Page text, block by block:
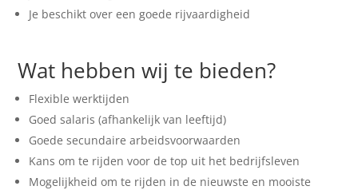
Je beschikt over een goede rijvaardigheid
Wat hebben wij te bieden?
Flexible werktijden
Goed salaris (afhankelijk van leeftijd)
Goede secundaire arbeidsvoorwaarden
Kans om te rijden voor de top uit het bedrijfsleven
Mogelijkheid om te rijden in de nieuwste en mooiste